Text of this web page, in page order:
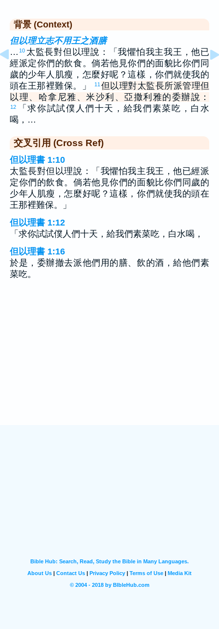
背景 (Context)
但以理立志不用王之酒膳
… 10 太監長對但以理說：「我懼怕我主我王，他已
經派定你們的飲食。倘若他見你們的面貌比你們同
歲的少年人肌瘦，怎麼好呢？這樣，你們就使我的
頭在王那裡難保。」
11 但以理對太監長所派管理但
以理、哈拿尼雅、米沙利、亞撒利雅的委辦說：
12
「求你試試僕人們十天，給我們素菜吃，白水
喝，…
交叉引用 (Cross Ref)
但以理書 1:10
太監長對但以理說：「我懼怕我主我王，他已經派
定你們的飲食。倘若他見你們的面貌比你們同歲的
少年人肌瘦，怎麼好呢？這樣，你們就使我的頭在
王那裡難保。」
但以理書 1:12
「求你試試僕人們十天，給我們素菜吃，白水喝，
但以理書 1:16
於是，委辦撤去派他們用的膳、飲的酒，給他們素
菜吃。